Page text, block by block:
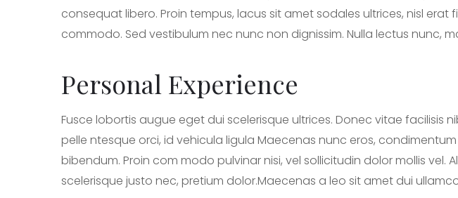
consequat libero. Proin tempus, lacus sit amet sodales ultrices, nisl
commodo. Sed vestibulum nec nunc non dignissim. Nulla lectus nunc,
Personal Experience
Fusce lobortis augue eget dui scelerisque ultrices. Donec vitae facilisis
pelle ntesque orci, id vehicula ligula Maecenas nunc eros,
bibendum. Proin com modo pulvinar nisi, vel sollicitudin dolor mollis
scelerisque justo nec, pretium dolor.Maecenas a leo sit amet dui